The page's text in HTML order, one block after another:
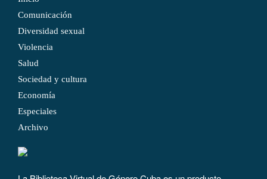
Comunicación
Diversidad sexual
Violencia
Salud
Sociedad y cultura
Economía
Especiales
Archivo